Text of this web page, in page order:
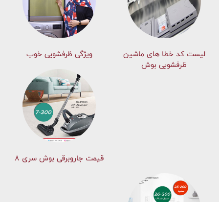
لیست کد خطا های ماشين
ظرفشویی بوش
ویژگی ظرفشویی خوب
قیمت جاروبرقی بوش سری ۸